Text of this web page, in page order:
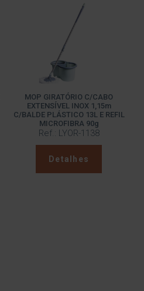
MOP GIRATÓRIO C/CABO
EXTENSÍVEL INOX 1,15m
C/BALDE PLÁSTICO 13L E REFIL
MICROFIBRA 90g
Ref.: LYOR-1138
Detalhes